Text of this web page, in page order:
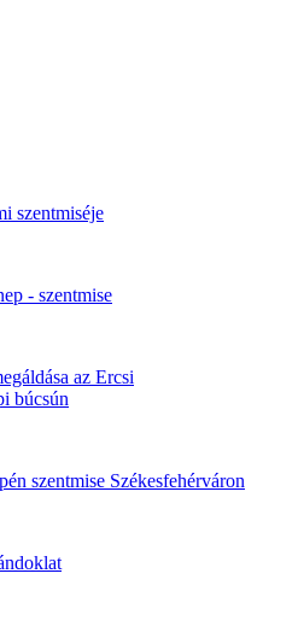
szentmiséje
- szentmise
az Ercsi
búcsún
szentmise Székesfehérváron